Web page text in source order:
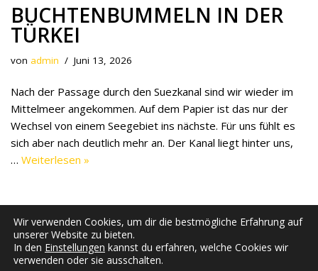
BUCHTENBUMMELN IN DER
TÜRKEI
von admin Juni 13, 2026
Nach der Passage durch den Suezkanal sind wir wieder im
Mittelmeer angekommen. Auf dem Papier ist das nur der
Wechsel von einem Seegebiet ins nächste. Für uns fühlt es
sich aber nach deutlich mehr an. Der Kanal liegt hinter uns,
… Weiterlesen »
Wir verwenden Cookies, um dir die bestmögliche Erfahrung auf
unserer Website zu bieten.
In den Einstellungen kannst du erfahren, welche Cookies wir
verwenden oder sie ausschalten.